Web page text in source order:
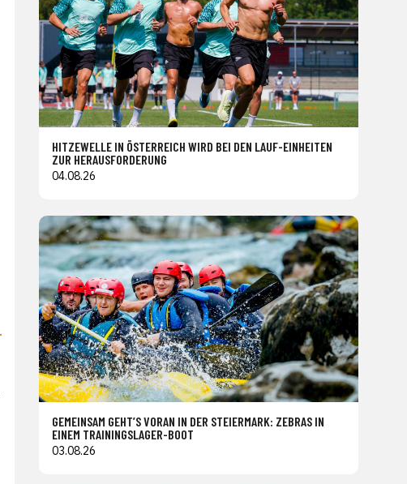
HITZEWELLE IN ÖSTERREICH WIRD BEI DEN LAUF-EINHEITEN
ZUR HERAUSFORDERUNG
04.08.26
GEMEINSAM GEHT’S VORAN IN DER STEIERMARK: ZEBRAS IN
EINEM TRAININGSLAGER-BOOT
03.08.26